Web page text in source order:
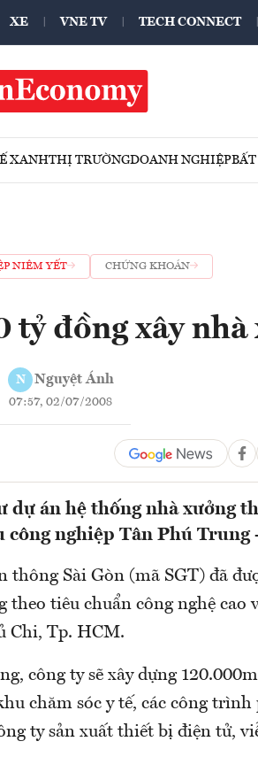
XE VNE TV TECH CONNECT
XANHTHỊ TRƯỜNGDOANH NGHIỆPBẤT
NIÊM YẾT CHỨNG KHOÁN
tỷ đồng xây nhà
N Nguyệt Ánh
07:57, 02/07/2008
dự án hệ thống nhà xưởng
công nghiệp Tân Phú Trung
thông Sài Gòn (mã SGT) đã
theo tiêu chuẩn công nghệ cao
Chi, Tp. HCM.
công ty sẽ xây dựng
chăm sóc y tế, các công trình
ty sản xuất thiết bị điện tử,